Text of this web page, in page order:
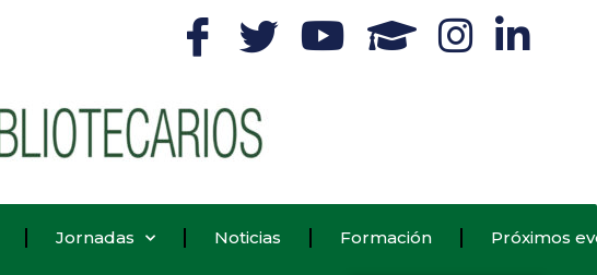
Jornadas Noticias Formación Próximos